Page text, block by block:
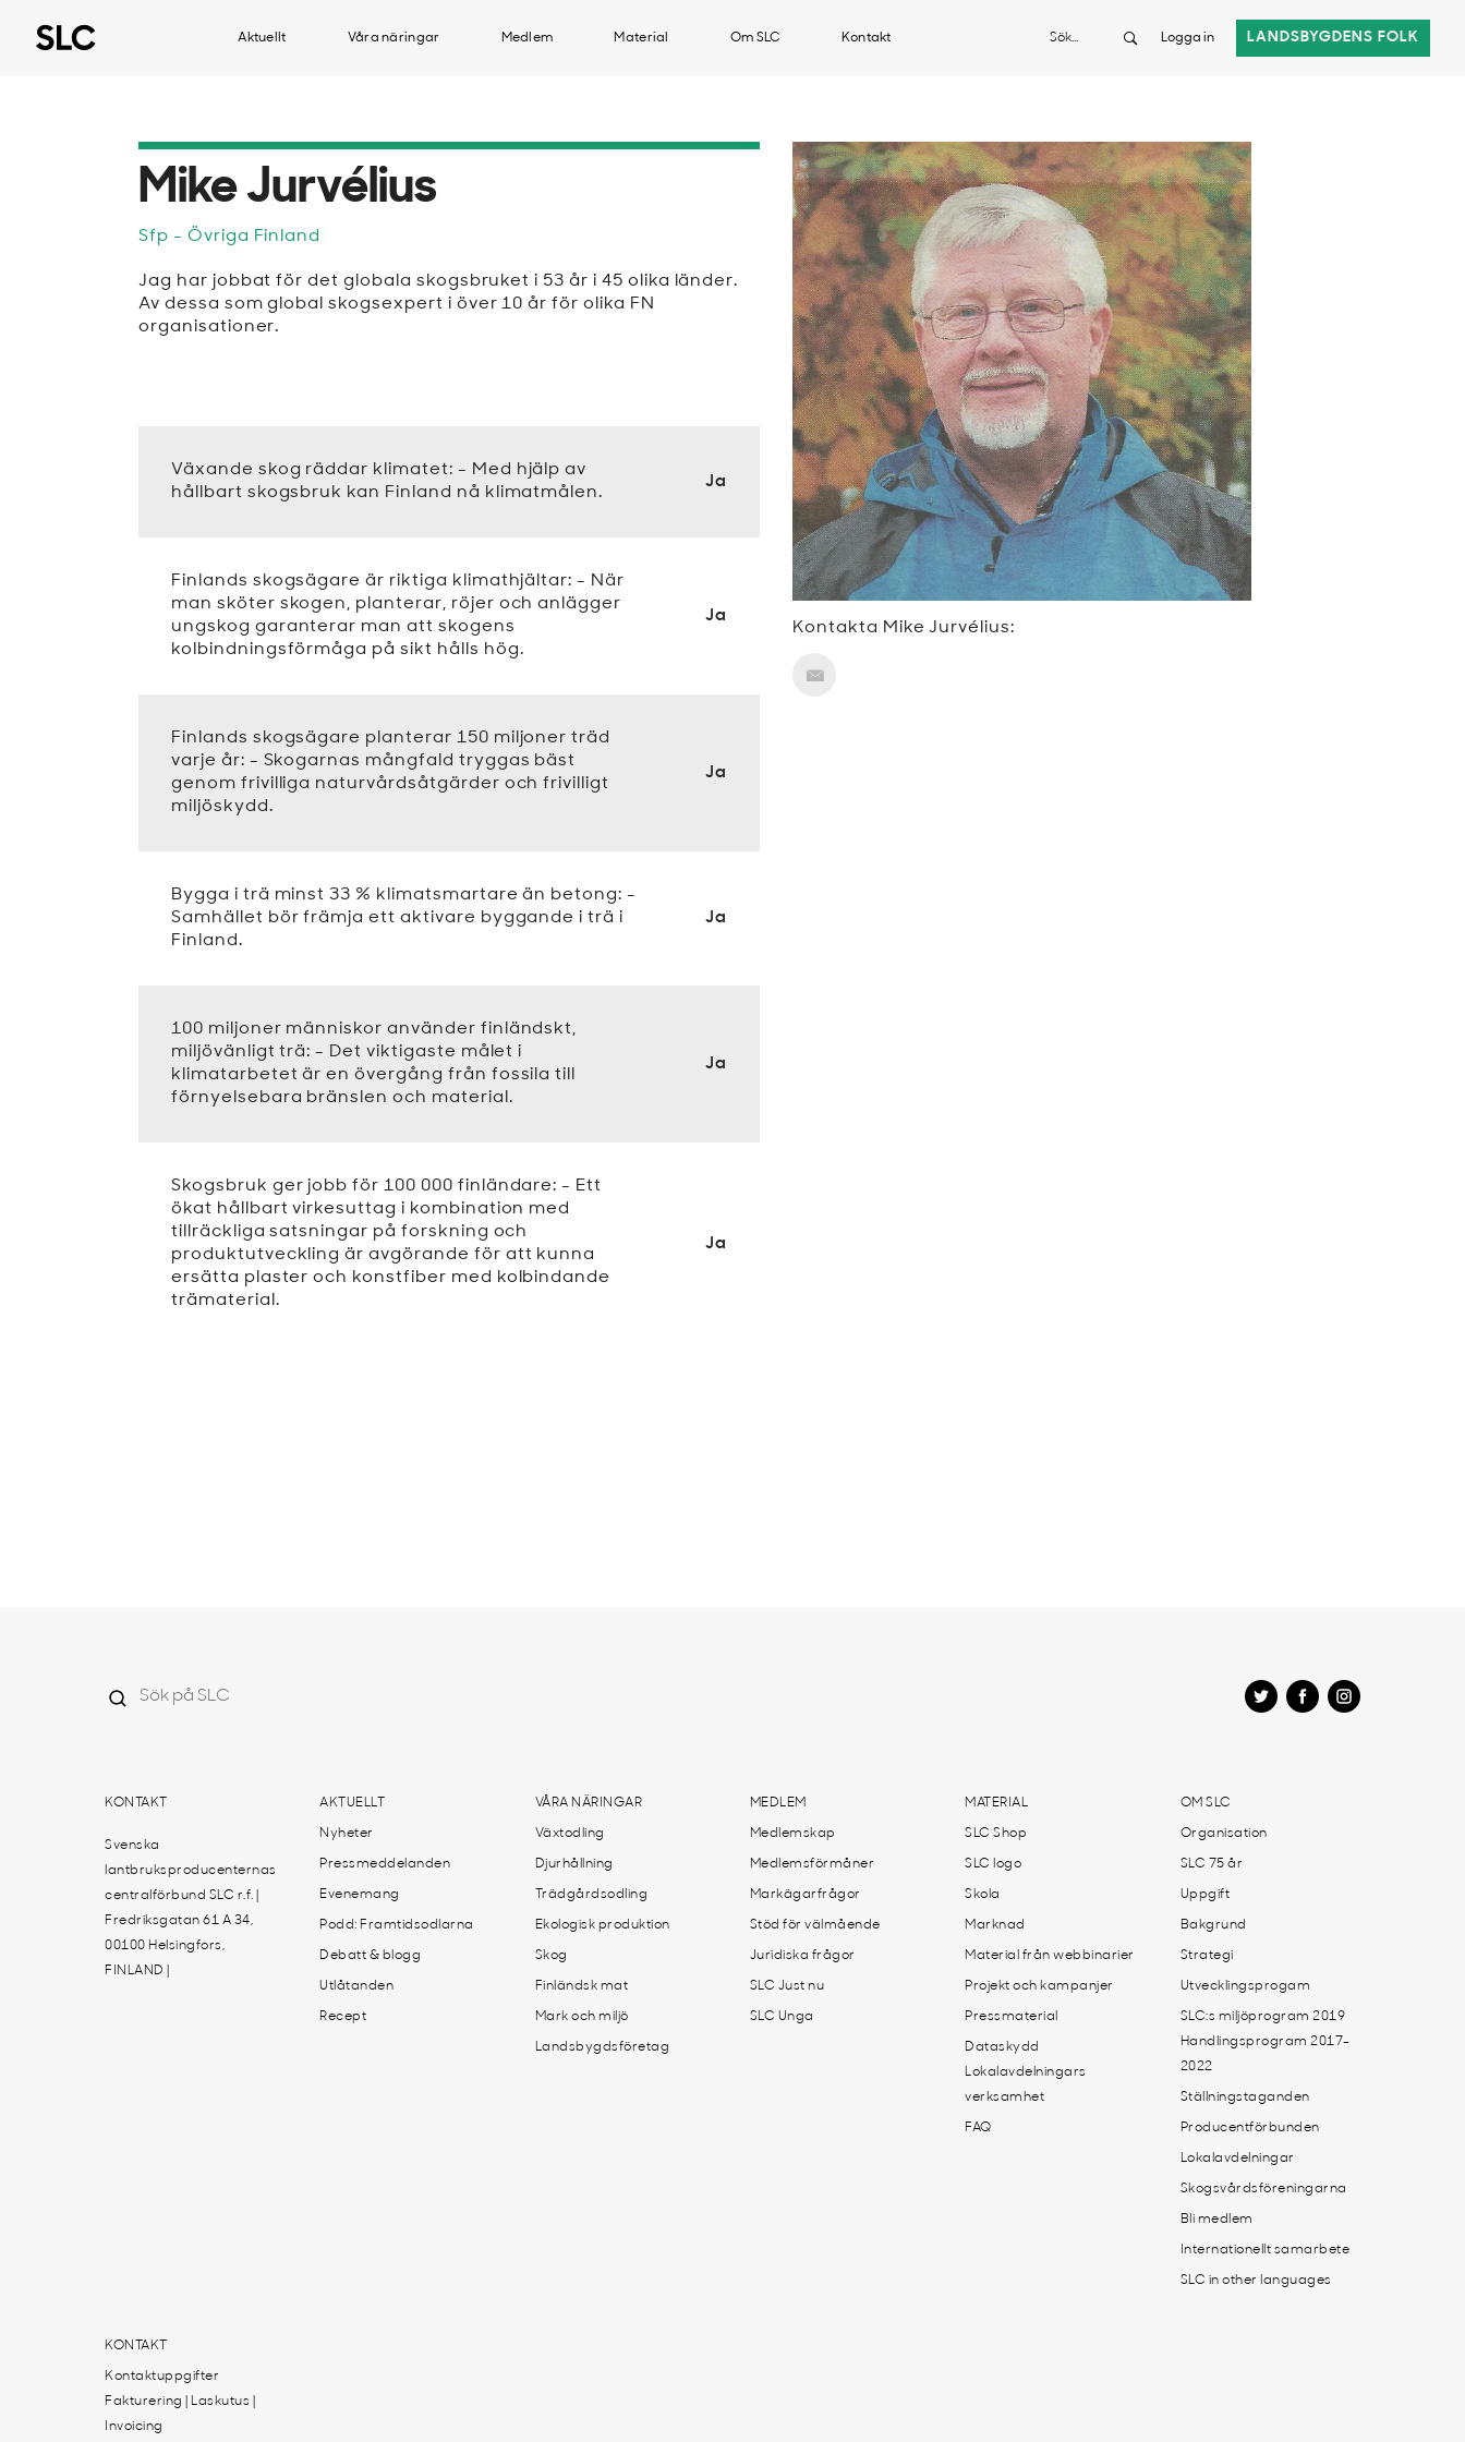
Aktuellt Våra näringar Medlem Material Om SLC Kontakt Sök Logga in LANDSBYGDENS FOLK
Mike Jurvélius
Sfp - Övriga Finland
Jag har jobbat för det globala skogsbruket i 53 år i 45 olika länder.
Av dessa som global skogsexpert i över 10 år för olika FN
organisationer.
Växande skog räddar klimatet: - Med hjälp av
hållbart skogsbruk kan Finland nå klimatmålen.
Ja
Finlands skogsägare är riktiga klimathjältar: - När
man sköter skogen, planterar, röjer och anlägger
ungskog garanterar man att skogens
kolbindningsförmåga på sikt hålls hög.
Ja
Finlands skogsägare planterar 150 miljoner träd
varje år: - Skogarnas mångfald tryggas bäst
genom frivilliga naturvårdsåtgärder och frivilligt
miljöskydd.
Ja
Bygga i trä minst 33 % klimatsmartare än betong: -
Samhället bör främja ett aktivare byggande i trä i
Finland.
Ja
100 miljoner människor använder finländskt,
miljövänligt trä: - Det viktigaste målet i
klimatarbetet är en övergång från fossila till
förnyelsebara bränslen och material.
Ja
Skogsbruk ger jobb för 100 000 finländare: - Ett
ökat hållbart virkesuttag i kombination med
tillräckliga satsningar på forskning och
produktutveckling är avgörande för att kunna
ersätta plaster och konstfiber med kolbindande
trämaterial.
Ja
Kontakta Mike Jurvélius:
KONTAKT
Svenska
lantbruksproducenternas
centralförbund SLC r.f. |
Fredriksgatan 61 A 34,
00100 Helsingfors,
FINLAND |
AKTUELLT
Nyheter
Pressmeddelanden
Evenemang
Podd: Framtidsodlarna
Debatt & blogg
Utlåtanden
Recept
VÅRA NÄRINGAR
Växtodling
Djurhållning
Trädgårdsodling
Ekologisk produktion
Skog
Finländsk mat
Mark och miljö
Landsbygdsföretag
MEDLEM
Medlemskap
Medlemsförmåner
Markägarfrågor
Stöd för välmående
Juridiska frågor
SLC Just nu
SLC Unga
MATERIAL
SLC Shop
SLC logo
Skola
Marknad
Material från webbinarier
Projekt och kampanjer
Pressmaterial
Dataskydd
Lokalavdelningars
verksamhet
FAQ
OM SLC
Organisation
SLC 75 år
Uppgift
Bakgrund
Strategi
Utvecklingsprogam
SLC:s miljöprogram 2019
Handlingsprogram 2017-
2022
Ställningstaganden
Producentförbunden
Lokalavdelningar
Skogsvårdsföreningarna
Bli medlem
Internationellt samarbete
SLC in other languages
KONTAKT
Kontaktuppgifter
Fakturering | Laskutus |
Invoicing